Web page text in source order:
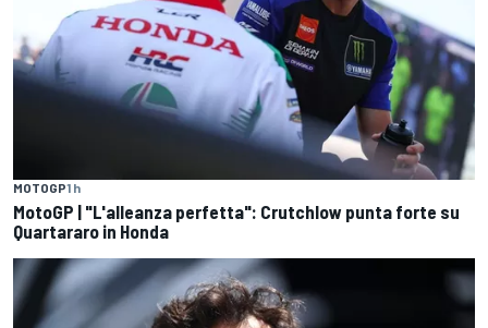
MOTOGP1 h
MotoGP | "L'alleanza perfetta": Crutchlow punta forte su
Quartararo in Honda